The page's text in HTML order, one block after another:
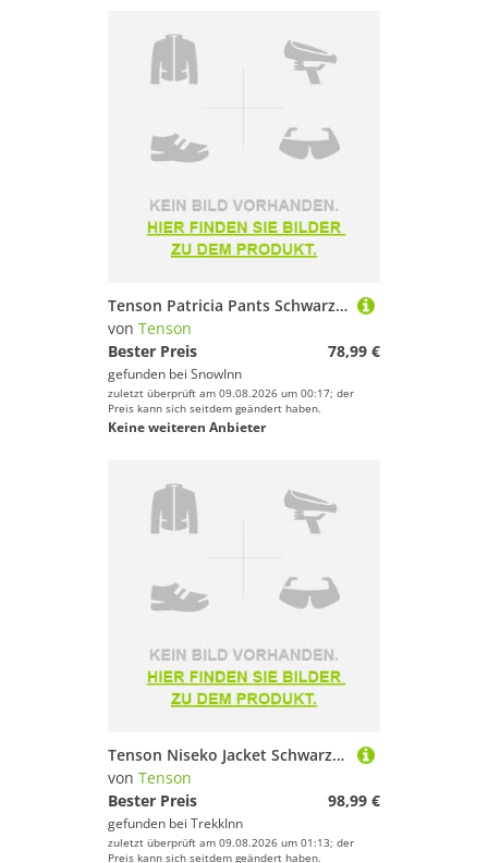
Tenson Patricia Pants Schwarz L Frau
von Tenson
Bester Preis
78,99 €
gefunden bei SnowInn
zuletzt überprüft am 09.08.2026 um 00:17; der
Preis kann sich seitdem geändert haben.
Keine weiteren Anbieter
Tenson Niseko Jacket Schwarz XL Frau
von Tenson
Bester Preis
98,99 €
gefunden bei TrekkInn
zuletzt überprüft am 09.08.2026 um 01:13; der
Preis kann sich seitdem geändert haben.